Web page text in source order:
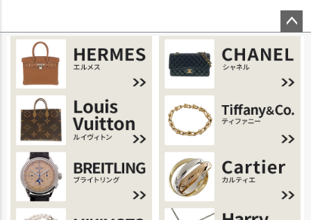
ページ
トップ
へ